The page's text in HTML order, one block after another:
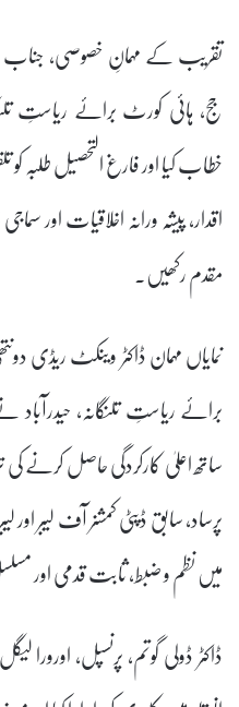
تقریب کے مہمانِ خصوصی، جناب
جج، ہائی کورٹ برائے ریاستِ
خطاب کیا اور فارغ التحصیل طلبہ کو
اقدار، پیشہ ورانہ اخلاقیات اور
مقدم رکھیں۔
نمایاں مہمان ڈاکٹر وینکٹ ریڈی
برائے ریاستِ تلنگانہ،
ساتھ اعلیٰ کارکردگی حاصل کرنے
پرساد، سابق ڈپٹی کمشنر آف لیبر اور
میں نظم و ضبط، ثابت قدمی اور
ڈاکٹر ڈولی گوتم، پرنسپل،